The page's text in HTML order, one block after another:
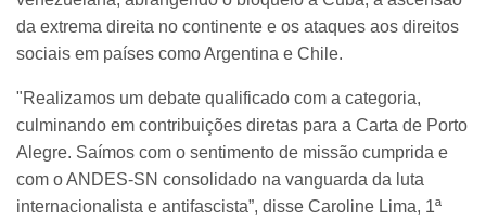
da extrema direita no continente e os ataques aos direitos
sociais em países como Argentina e Chile.
"Realizamos um debate qualificado com a categoria,
culminando em contribuições diretas para a Carta de Porto
Alegre. Saímos com o sentimento de missão cumprida e
com o ANDES-SN consolidado na vanguarda da luta
internacionalista e antifascista”, disse Caroline Lima, 1ª